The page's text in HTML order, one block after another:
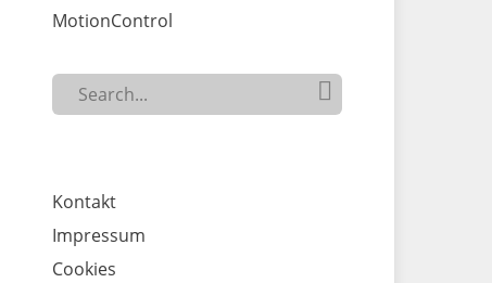
MotionControl
Search
for... 
Kontakt
Impressum
Cookies